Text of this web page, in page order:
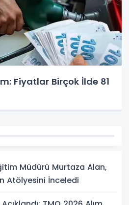
Fiyatlar Birçok İlde 81
Müdürü Murtaza Alan,
Atölyesini İnceledi